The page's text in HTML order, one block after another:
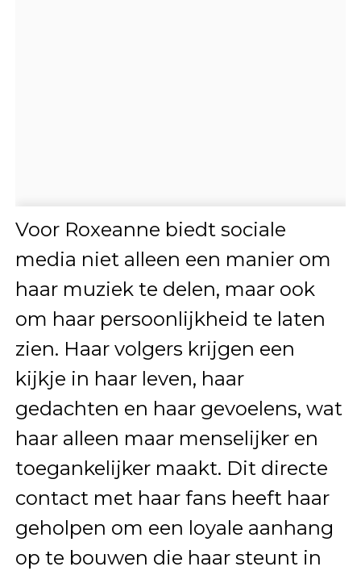
Voor Roxeanne biedt sociale
media niet alleen een manier om
haar muziek te delen, maar ook
om haar persoonlijkheid te laten
zien. Haar volgers krijgen een
kijkje in haar leven, haar
gedachten en haar gevoelens, wat
haar alleen maar menselijker en
toegankelijker maakt. Dit directe
contact met haar fans heeft haar
geholpen om een loyale aanhang
op te bouwen die haar steunt in